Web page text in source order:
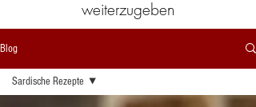
weiterzugeben
Blog
Sardische Rezepte